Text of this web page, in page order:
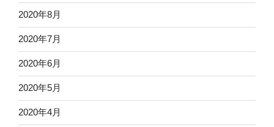
2020年8月
2020年7月
2020年6月
2020年5月
2020年4月